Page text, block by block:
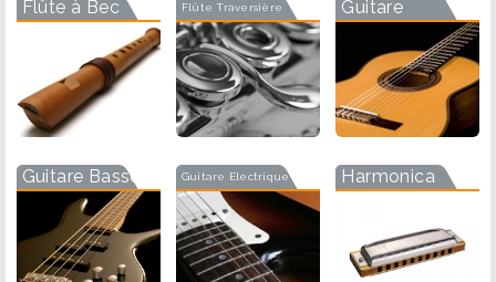
Flûte à Bec Flûte Traversière Guitare
Guitare Basse Guitare Electrique Harmonica